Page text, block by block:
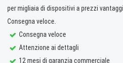
per migliaia di dispositivi a prezzi
Consegna veloce.
Consegna veloce
Attenzione ai dettagli
12 mesi di garanzia commerciale